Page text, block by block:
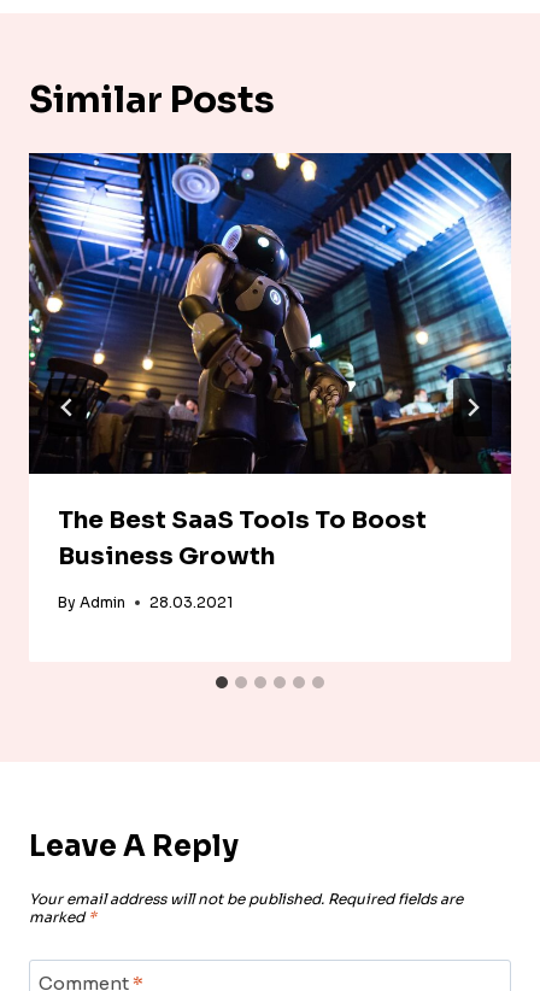
Similar Posts
The Best SaaS Tools To Boost
Business Growth
By Admin 28.03.2021
Leave A Reply
Your email address will not be published. Required fields are
marked *
Comment*